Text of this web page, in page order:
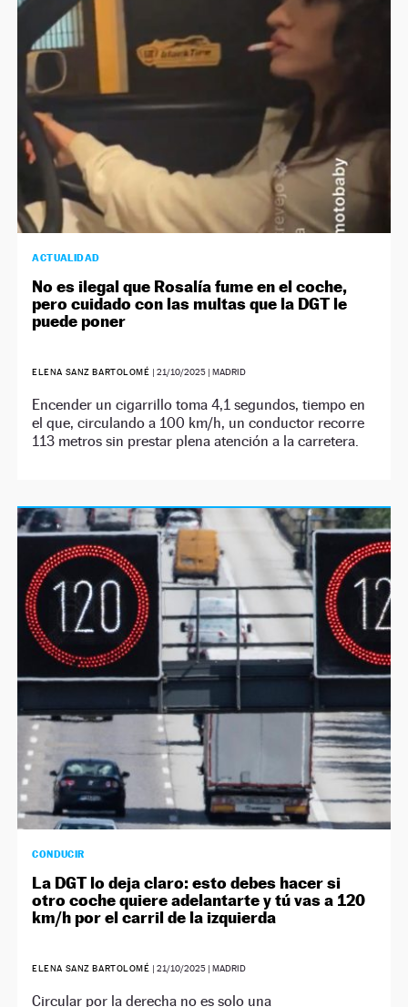
NEWSLETTER
SÍGUENOS
ACTUALIDAD
No es ilegal que Rosalía fume en el coche,
pero cuidado con las multas que la DGT le
puede poner
ELENA SANZ BARTOLOMÉ | 21/10/2025| MADRID
Encender un cigarrillo toma 4,1 segundos, tiempo en
el que, circulando a 100 km/h, un conductor recorre
113 metros sin prestar plena atención a la carretera.
CONDUCIR
La DGT lo deja claro: esto debes hacer si
otro coche quiere adelantarte y tú vas a 120
km/h por el carril de la izquierda
ELENA SANZ BARTOLOMÉ | 21/10/2025| MADRID
Circular por la derecha no es solo una